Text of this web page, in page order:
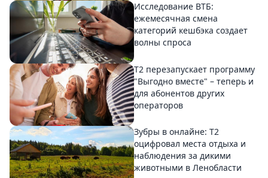
Исследование ВТБ:
ежемесячная смена
категорий кешбэка создает
волны спроса
Т2 перезапускает программу
"Выгодно вместе" – теперь и
для абонентов других
операторов
Зубры в онлайне: Т2
оцифровал места отдыха и
наблюдения за дикими
животными в Ленобласти